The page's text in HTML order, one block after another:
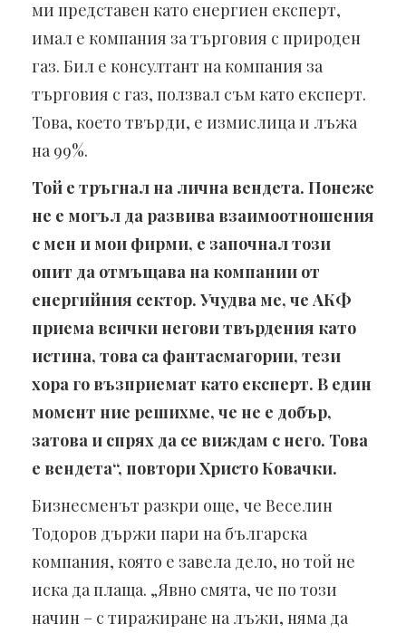
ми представен като енергиен експерт,
имал е компания за търговия с природен
газ. Бил е консултант на компания за
търговия с газ, ползвал съм като експерт.
Това, което твърди, е измислица и лъжа
на 99%.
Той е тръгнал на лична вендета. Понеже
не е могъл да развива взаимоотношения
с мен и мои фирми, е започнал този
опит да отмъщава на компании от
енергийния сектор. Учудва ме, че АКФ
приема всички негови твърдения като
истина, това са фантасмагории, тези
хора го възприемат като експерт. В един
момент ние решихме, че не е добър,
затова и спрях да се виждам с него. Това
е вендета“, повтори Христо Ковачки.
Бизнесменът разкри още, че Веселин
Тодоров държи пари на българска
компания, която е завела дело, но той не
иска да плаща. „Явно смята, че по този
начин – с тиражиране на лъжи, няма да